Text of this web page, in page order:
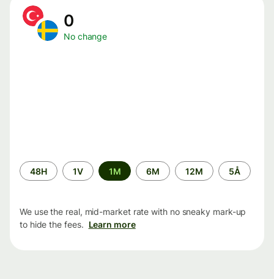
0
No change
Time
period
48H 1V 1M 6M 12M 5Å
We use the real, mid-market rate with no sneaky mark-up
to hide the fees. Learn more